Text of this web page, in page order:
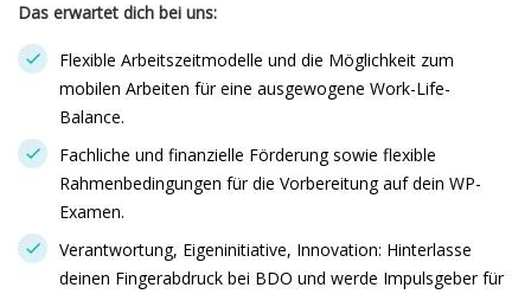
Das erwartet dich bei uns:
Flexible Arbeitszeitmodelle und die Möglichkeit zum
mobilen Arbeiten für eine ausgewogene Work-Life-
Balance.
Fachliche und finanzielle Förderung sowie flexible
Rahmenbedingungen für die Vorbereitung auf dein WP-
Examen.
Verantwortung, Eigeninitiative, Innovation: Hinterlasse
deinen Fingerabdruck bei BDO und werde Impulsgeber für